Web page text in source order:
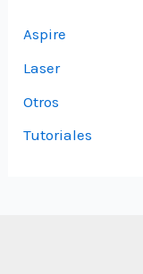
Aspire
Laser
Otros
Tutoriales